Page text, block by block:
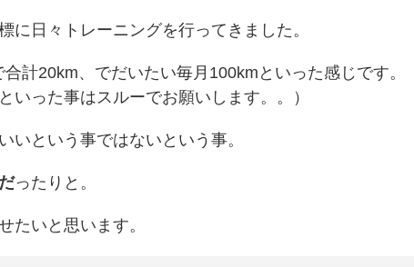
に日々トレーニングを行ってきました。
計20km、でだいたい毎月100kmといった感じです。
いった事はスルーでお願いします。。）
いという事ではないという事。
ったりと。
たいと思います。